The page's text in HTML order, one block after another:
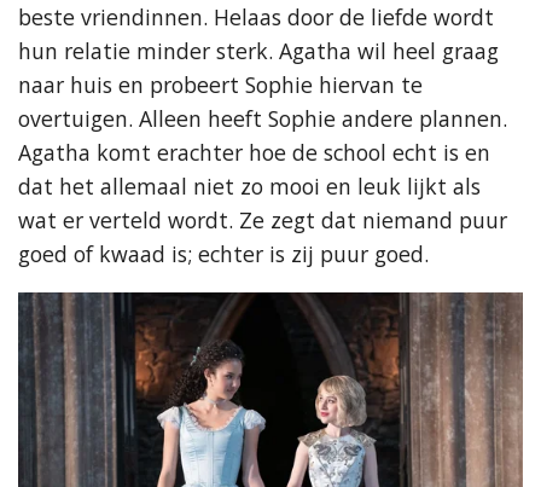
beste vriendinnen. Helaas door de liefde wordt
hun relatie minder sterk. Agatha wil heel graag
naar huis en probeert Sophie hiervan te
overtuigen. Alleen heeft Sophie andere plannen.
Agatha komt erachter hoe de school echt is en
dat het allemaal niet zo mooi en leuk lijkt als
wat er verteld wordt. Ze zegt dat niemand puur
goed of kwaad is; echter is zij puur goed.